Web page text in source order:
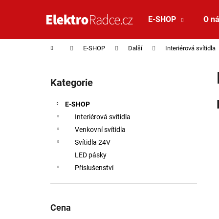
E-SHOP O
Domů E-SHOP Další Interiérová svítidla
Přeskočit kategorie
Kategorie
E-SHOP
Interiérová svítidla
Venkovní svítidla
Svítidla 24V
LED pásky
Příslušenství
Cena
Zpět
do
Zpět
do
VÝPRODEJ LED2 LIŠTOVÉ SVÍTIDLO